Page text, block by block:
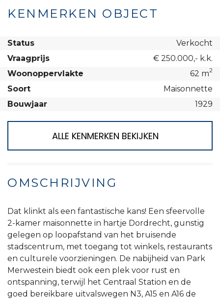
KENMERKEN OBJECT
Status
Verkocht
Vraagprijs
€ 250.000,- k.k.
Woonoppervlakte
62 m2
Soort
Maisonnette
Bouwjaar
1929
ALLE KENMERKEN BEKIJKEN
OMSCHRIJVING
Dat klinkt als een fantastische kans! Een sfeervolle
2-kamer maisonnette in hartje Dordrecht, gunstig
gelegen op loopafstand van het bruisende
stadscentrum, met toegang tot winkels, restaurants
en culturele voorzieningen. De nabijheid van Park
Merwestein biedt ook een plek voor rust en
ontspanning, terwijl het Centraal Station en de
goed bereikbare uitvalswegen N3, A15 en A16 de